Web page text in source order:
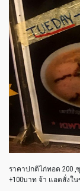
ราคาปกติไก่ทอด 200 ,
+100บาท จ้า เเอดสั่งใ